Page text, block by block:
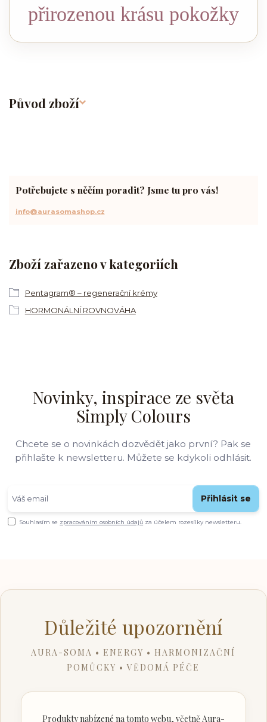
přirozenou krásu pokožky
Původ zboží
Zboží zařazeno v kategoriích
Pentagram® – regenerační krémy
HORMONÁLNÍ ROVNOVÁHA
Potřebujete s něčím poradit? Jsme tu pro vás!
info@aurasomashop.cz
Novinky, inspirace ze světa
Simply Colours
Chcete se o novinkách dozvědět jako první? Pak se
přihlašte k newsletteru. Můžete se kdykoli odhlásit.
Přihlásit se
Souhlasím se zpracováním osobních údajů za účelem rozesílky newsletteru.
Důležité upozornění
AURA-SOMA • ENERGY • HARMONIZAČNÍ
POMŮCKY • VĚDOMÁ PÉČE
Produkty nabízené na tomto webu, včetně Aura-